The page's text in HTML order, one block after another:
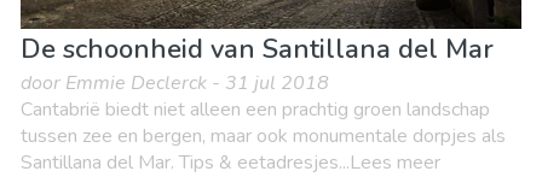
De schoonheid van Santillana del Mar
door Emmie Declerck - 31 jul 2018
Cantabrië biedt niet alleen een prachtig groen landschap
tussen zee en bergen, maar ook monumentale dorpjes als
Santillana del Mar. Tips & eetadresjes...Lees meer